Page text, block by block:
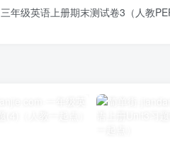
三年级英语上册期末测试卷3（人教